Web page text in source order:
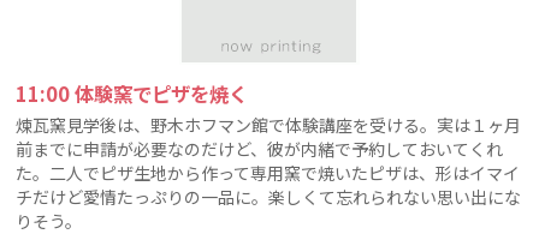
11:00 体験窯でピザを焼く
煉瓦窯見学後は、野木ホフマン館で体験講座を受ける。実は１ヶ月
前までに申請が必要なのだけど、彼が内緒で予約しておいてくれ
た。二人でピザ生地から作って専用窯で焼いたピザは、形はイマイ
チだけど愛情たっぷりの一品に。楽しくて忘れられない思い出にな
りそう。